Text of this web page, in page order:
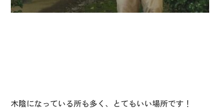
木陰になっている所も多く、とてもいい場所です！